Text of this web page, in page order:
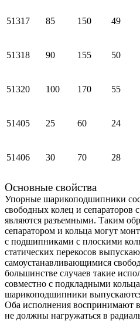
51317 85 150 49
51318 90 155 50
51320 100 170 55
51405 25 60 24
51406 30 70 28
51407 35 80
51408 40 90 36
51409 45 100 39
51410 50 110 43
Основные свойства
Упорные шарикоподшипники
свободных колец и
являются разъемными. Таким
сепаратором и кольца могут
с подшипниками с плоскими
статических перекосов
самоустанавливающимися
большинстве случаев такие
совместно с подкладными
шарикоподшипники
Оба исполнения воспринимают
не должны нагружаться в